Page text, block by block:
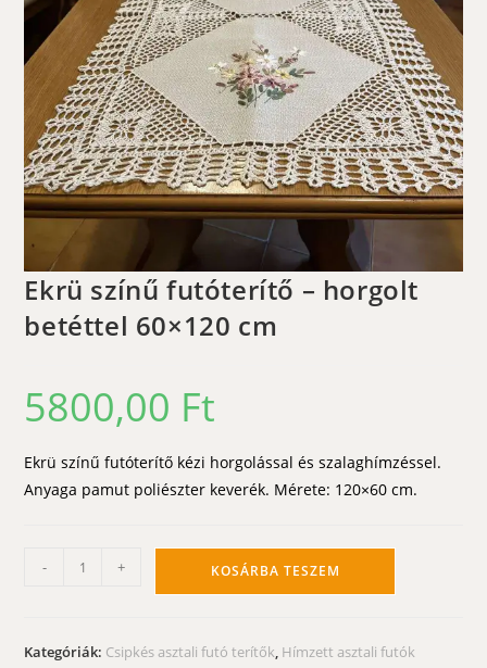
Ekrü színű futóterítő – horgolt
betéttel 60×120 cm
5800,00 Ft
Ekrü színű futóterítő kézi horgolással és szalaghímzéssel.
Anyaga pamut poliészter keverék. Mérete: 120×60 cm.
- + KOSÁRBA TESZEM
Kategóriák: Csipkés asztali futó terítők, Hímzett asztali futók